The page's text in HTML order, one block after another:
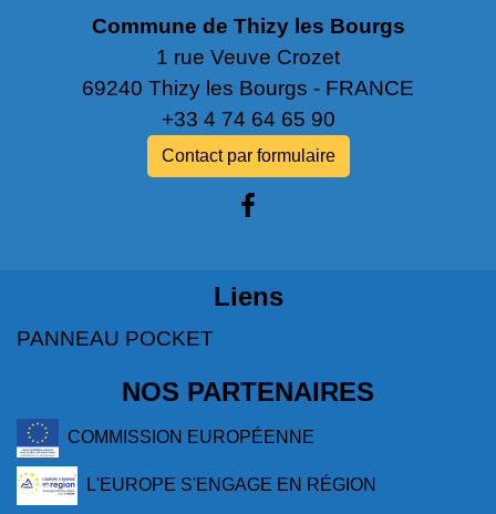
Commune de Thizy les Bourgs
1 rue Veuve Crozet
69240 Thizy les Bourgs - FRANCE
+33 4 74 64 65 90
Contact par formulaire
Liens
PANNEAU POCKET
NOS PARTENAIRES
COMMISSION EUROPÉENNE
L'EUROPE S'ENGAGE EN RÉGION